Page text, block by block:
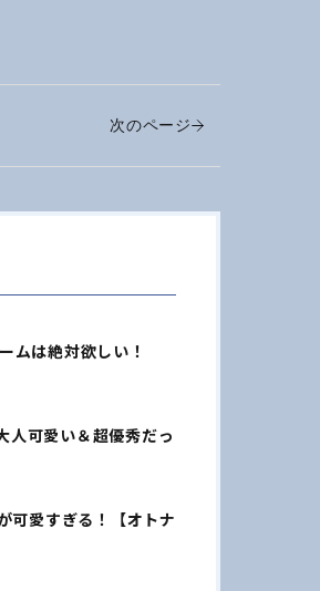
次のページ
ムは絶対欲しい！
人可愛い＆超優秀だっ
可愛すぎる！【オトナ